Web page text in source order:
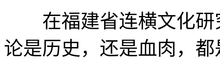
在福建省连横文化研
论是历史，还是血肉，